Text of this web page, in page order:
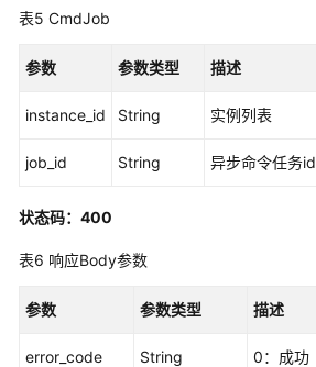
皮
资
持
域
系
权
表5 CmdJob
参数 参数类型 描述
instance_id String 实例列表
job_id String 异步命令任务id
状态码：400
表6 响应Body参数
参数 参数类型 描述
error_code String
0：成功